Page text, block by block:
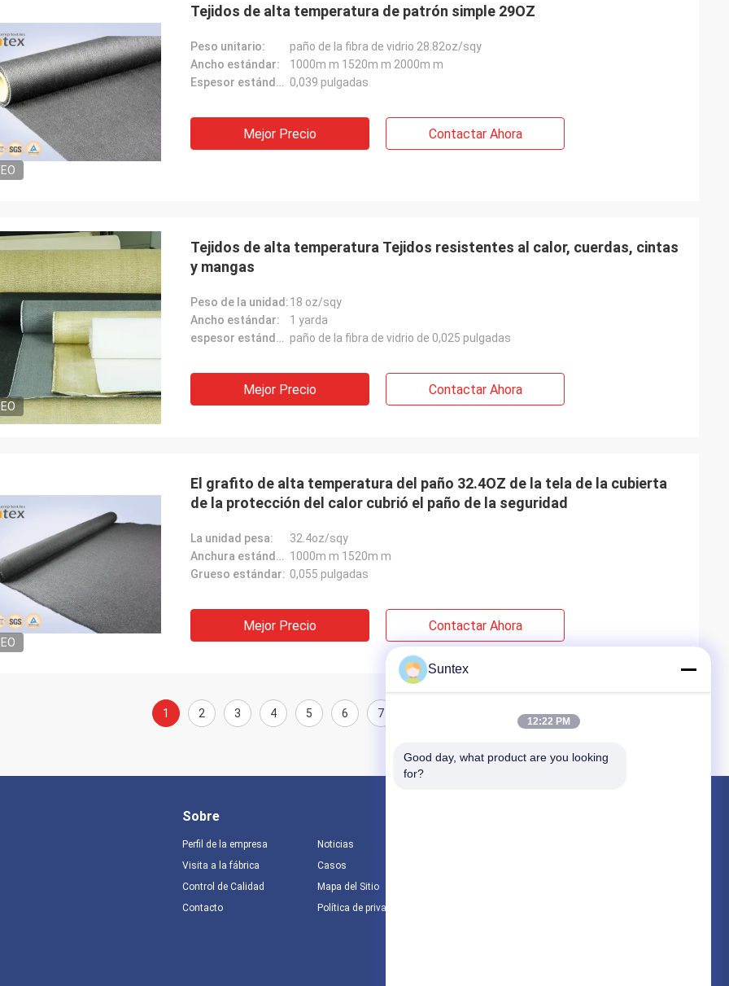
Tejidos de alta temperatura de patrón simple 29OZ
Peso unitario:
paño de la fibra de vidrio 28.82oz/sqy
Ancho estándar:
1000m m 1520m m 2000m m
Espesor estándar: 0,039 pulgadas
Mejor Precio Contactar Ahora
Tejidos de alta temperatura Tejidos resistentes al calor, cuerdas, cintas
y mangas
Peso de la unidad:18 oz/sqy
Ancho estándar:
1 yarda
espesor estándar: paño de la fibra de vidrio de 0,025 pulgadas
Mejor Precio Contactar Ahora
El grafito de alta temperatura del paño 32.4OZ de la tela de la cubierta
de la protección del calor cubrió el paño de la seguridad
La unidad pesa:
32.4oz/sqy
Anchura estándar: 1000m m 1520m m
Grueso estándar: 0,055 pulgadas
Mejor Precio Contactar Ahora
1 2 3 4 5 6 7
Sobre
Perfil de la empresa
Visita a la fábrica
Control de Calidad
Contacto
Noticias
Casos
Mapa del Sitio
Política de privacidad
Suntex
12:22 PM
Good day, what product are you looking
for?